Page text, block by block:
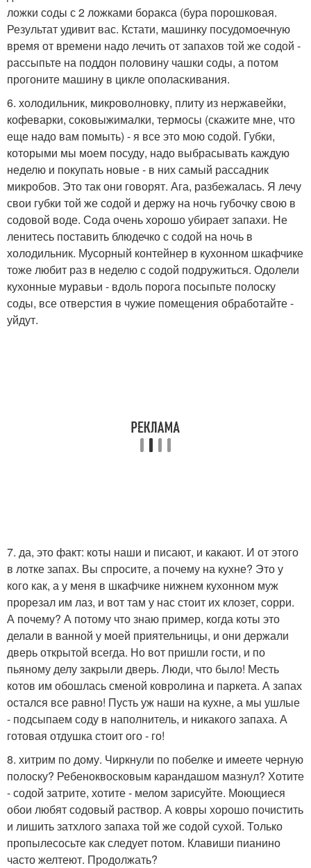
ложки соды с 2 ложками боракса (бура порошковая.
Результат удивит вас. Кстати, машинку посудомоечную
время от времени надо лечить от запахов той же содой -
рассыпьте на поддон половину чашки соды, а потом
прогоните машину в цикле ополаскивания.
6. холодильник, микроволновку, плиту из нержавейки,
кофеварки, соковыжималки, термосы (скажите мне, что
еще надо вам помыть) - я все это мою содой. Губки,
которыми мы моем посуду, надо выбрасывать каждую
неделю и покупать новые - в них самый рассадник
микробов. Это так они говорят. Ага, разбежалась. Я лечу
свои губки той же содой и держу на ночь губочку свою в
содовой воде. Сода очень хорошо убирает запахи. Не
ленитесь поставить блюдечко с содой на ночь в
холодильник. Мусорный контейнер в кухонном шкафчике
тоже любит раз в неделю с содой подружиться. Одолели
кухонные муравьи - вдоль порога посыпьте полоску
соды, все отверстия в чужие помещения обработайте -
уйдут.
7. да, это факт: коты наши и писают, и какают. И от этого
в лотке запах. Вы спросите, а почему на кухне? Это у
кого как, а у меня в шкафчике нижнем кухонном муж
прорезал им лаз, и вот там у нас стоит их клозет, сорри.
А почему? А потому что знаю пример, когда коты это
делали в ванной у моей приятельницы, и они держали
дверь открытой всегда. Но вот пришли гости, и по
пьяному делу закрыли дверь. Люди, что было! Месть
котов им обошлась сменой ковролина и паркета. А запах
остался все равно! Пусть уж наши на кухне, а мы ушлые
- подсыпаем соду в наполнитель, и никакого запаха. А
готовая отдушка стоит ого - го!
8. хитрим по дому. Чиркнули по побелке и имеете черную
полоску? Ребеноквосковым карандашом мазнул? Хотите
- содой затрите, хотите - мелом зарисуйте. Моющиеся
обои любят содовый раствор. А ковры хорошо почистить
и лишить затхлого запаха той же содой сухой. Только
пропылесосьте как следует потом. Клавиши пианино
часто желтеют. Продолжать?